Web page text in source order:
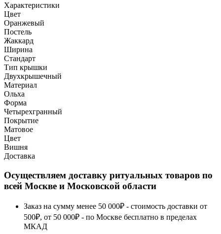
Характеристики
Цвет
Оранжевый
Постель
Жаккард
Ширина
Стандарт
Тип крышки
Двухкрышечный
Материал
Ольха
Форма
Четырехгранный
Покрытие
Матовое
Цвет
Вишня
Доставка
Осуществляем доставку ритуальных товаров по
всей Москве и Московской области
Заказ на сумму менее 50 000₽ - стоимость доставки от
500₽, от 50 000₽ - по Москве бесплатно в пределах
МКАД